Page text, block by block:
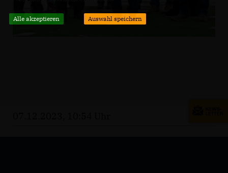
Alle akzeptieren Auswahl speichern